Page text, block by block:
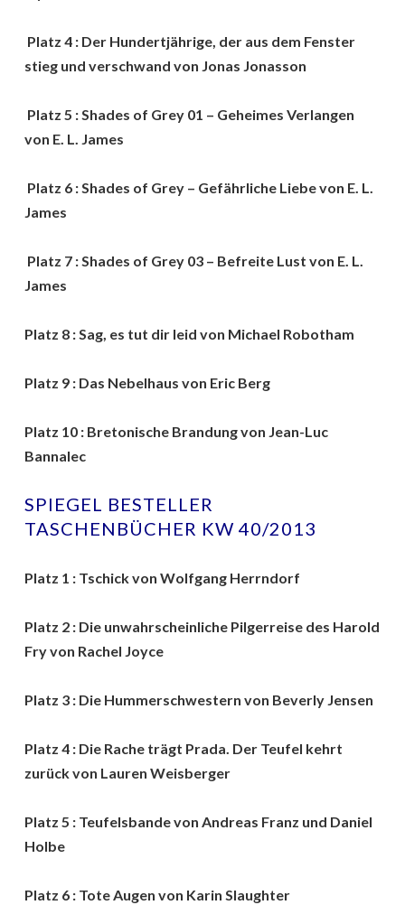
Platz 4 : Der Hundertjährige, der aus dem Fenster
stieg und verschwand von Jonas Jonasson
Platz 5 : Shades of Grey 01 – Geheimes Verlangen
von E. L. James
Platz 6 : Shades of Grey – Gefährliche Liebe von E. L.
James
Platz 7 : Shades of Grey 03 – Befreite Lust von E. L.
James
Platz 8 : Sag, es tut dir leid von Michael Robotham
Platz 9 : Das Nebelhaus von Eric Berg
Platz 10 : Bretonische Brandung von Jean-Luc
Bannalec
SPIEGEL BESTELLER
TASCHENBÜCHER KW 40/2013
Platz 1 : Tschick von Wolfgang Herrndorf
Platz 2 : Die unwahrscheinliche Pilgerreise des Harold
Fry von Rachel Joyce
Platz 3 : Die Hummerschwestern von Beverly Jensen
Platz 4 : Die Rache trägt Prada. Der Teufel kehrt
zurück von Lauren Weisberger
Platz 5 : Teufelsbande von Andreas Franz und Daniel
Holbe
Platz 6 : Tote Augen von Karin Slaughter